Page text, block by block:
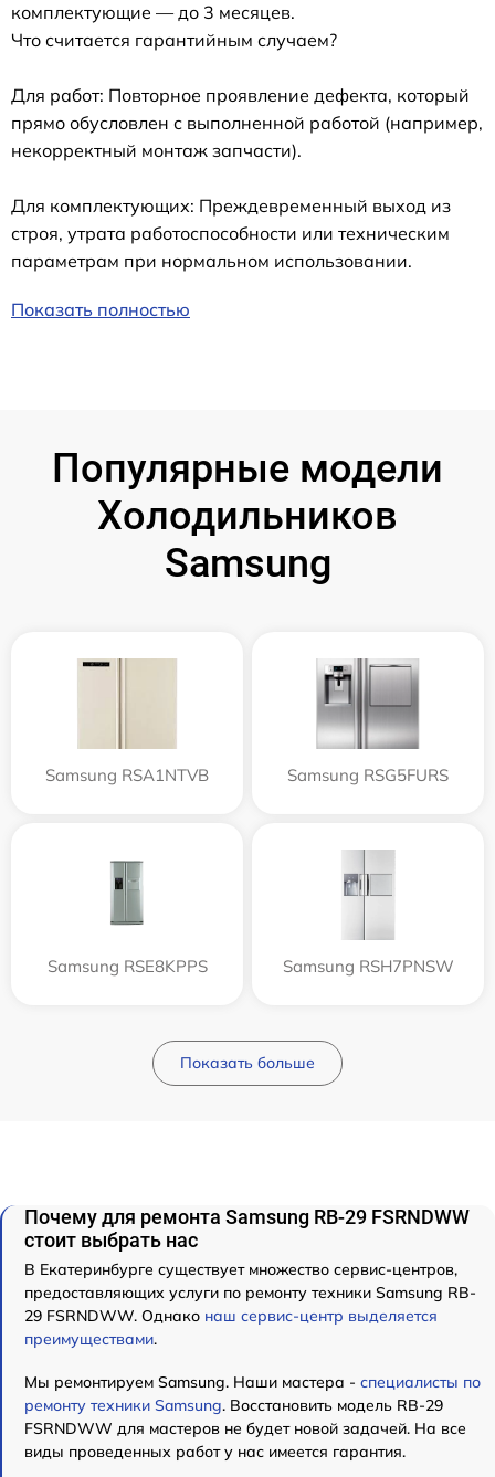
комплектующие — до 3 месяцев.
Что считается гарантийным случаем?
Для работ: Повторное проявление дефекта, который
прямо обусловлен с выполненной работой (например,
некорректный монтаж запчасти).
Для комплектующих: Преждевременный выход из
строя, утрата работоспособности или техническим
параметрам при нормальном использовании.
Показать полностью
Популярные модели
Холодильников
Samsung
Samsung RSA1NTVB Samsung RSG5FURS
Samsung RSE8KPPS Samsung RSH7PNSW
Показать больше
Почему для ремонта Samsung RB-29 FSRNDWW
стоит выбрать нас
В Екатеринбурге существует множество сервис-центров,
предоставляющих услуги по ремонту техники Samsung RB-
29 FSRNDWW. Однако наш сервис-центр выделяется
преимуществами.
Мы ремонтируем Samsung. Наши мастера - специалисты по
ремонту техники Samsung. Восстановить модель RB-29
FSRNDWW для мастеров не будет новой задачей. На все
виды проведенных работ у нас имеется гарантия.